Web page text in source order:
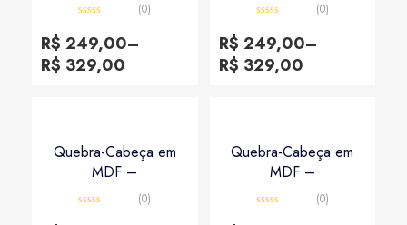
0
de
5
(0)
R$ 249,00–
R$ 329,00
0
de
5
(0)
R$ 249,00–
R$ 329,00
Quebra-Cabeça em
MDF –
(0)
Quebra-Cabeça em
MDF –
(0)